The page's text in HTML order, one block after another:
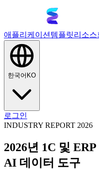
애플리케이션 템플릿리소스
한국어 KO
로그인
INDUSTRY REPORT 2026
2026년 1C 및
AI 데이터 도구